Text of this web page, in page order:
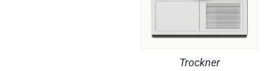
Trockner